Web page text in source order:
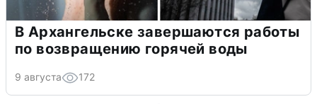
В Архангельске завершаются работы
по возвращению горячей воды
9 августа 172